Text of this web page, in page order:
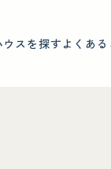
スを探すよくあ